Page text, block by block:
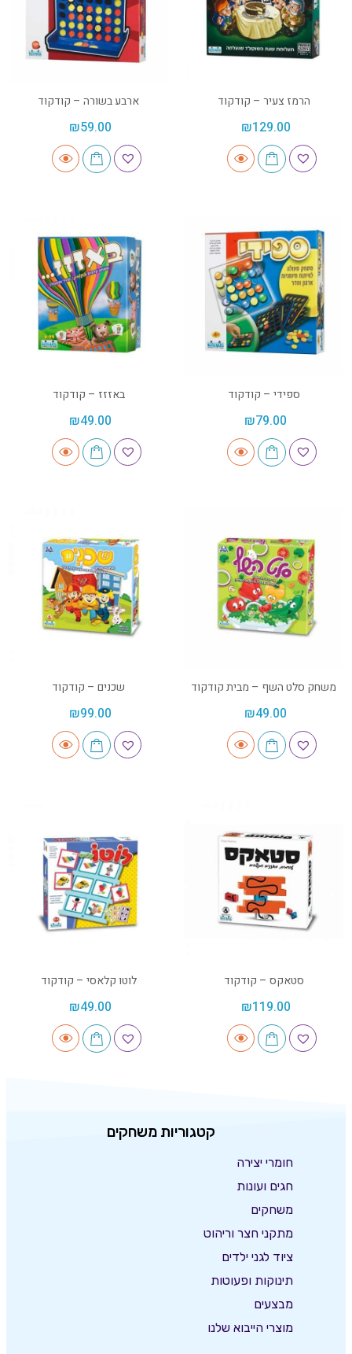
הרמז צעיר – קודקוד
₪129.00
ארבע בשורה – קודקוד
₪59.00
ספידי – קודקוד
₪79.00
באזזז – קודקוד
₪49.00
משחק סלט השף – מבית קודקוד
₪49.00
שכנים – קודקוד
₪99.00
סטאקס – קודקוד
₪119.00
לוטו קלאסי – קודקוד
₪49.00
קטגוריות משחקים
חומרי יצירה
חגים ועונות
משחקים
מתקני חצר וריהוט
ציוד לגני ילדים
תינוקות ופעוטות
מבצעים
מוצרי הייבוא שלנו